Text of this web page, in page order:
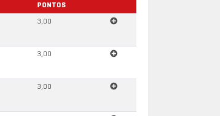
PONTOS
3,00
3,00
3,00